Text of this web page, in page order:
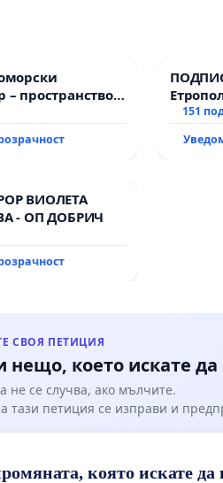
пространство
151
ВИОЛЕТА
- ОП ДОБРИЧ
СВОЯ ПЕТИЦИЯ
нещо, което искате
не се случва, ако мълчите.
тази петиция се изправи и
която искате да